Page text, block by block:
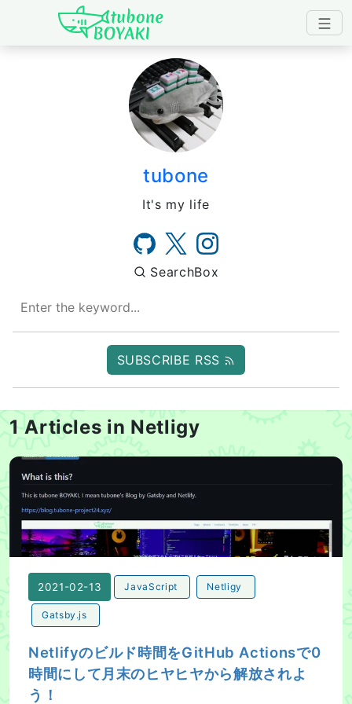
Japanese IT Developer's
tubone
It's my life
SearchBox
SUBSCRIBE RSS
1 Articles in Netligy
Netlifyのビルド時間をGitHub Actionsで0時間にして月
2021-02-13 JavaScript Netligy
Gatsby.js
Netlifyのビルド時間をGitHub Actionsで0
時間にして月末のヒヤヒヤから解放されよ
う！